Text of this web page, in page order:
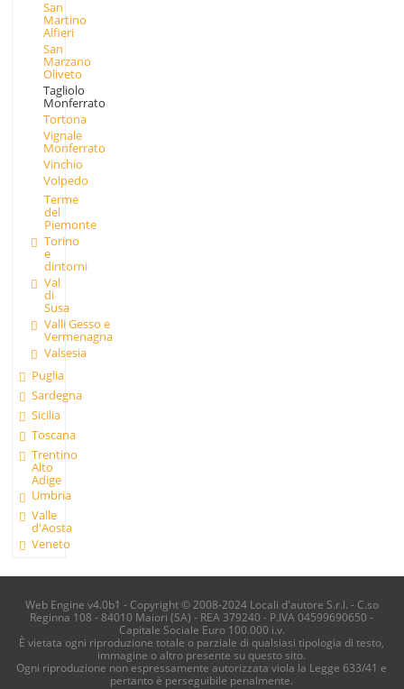
San
Martino
Alfieri
San
Marzano
Oliveto
Tagliolo
Monferrato
Tortona
Vignale
Monferrato
Vinchio
Volpedo
Terme
del
Piemonte
Torino
e
dintorni
Val
di
Susa
Valli Gesso e
Vermenagna
Valsesia
Puglia
Sardegna
Sicilia
Toscana
Trentino
Alto
Adige
Umbria
Valle
d'Aosta
Veneto
Web Engine v4.0b1 - Copyright © 2008-2024 Locali d'autore S.r.l. - C.so
Reginna 108 - 84010 Maiori (SA) - REA 379240 - P.IVA 04599690650 -
Capitale Sociale Euro 100.000 i.v.
È vietata ogni riproduzione totale o parziale di qualsiasi tipologia di testo,
immagine o altro presente su questo sito.
Ogni riproduzione non espressamente autorizzata viola la Legge 633/41 e
pertanto è perseguibile penalmente.